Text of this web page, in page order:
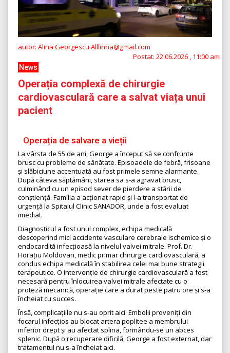
autor: Alina Georgescu Alllinna@gmail.com
Postat: 22.06.2026 , 11:00 am
News
Operația complexă de chirurgie
cardiovasculară care a salvat viața unui
pacient
Operația de salvare a vieții
La vârsta de 55 de ani, George a început să se confrunte
brusc cu probleme de sănătate. Episoadele de febră, frisoane
și slăbiciune accentuată au fost primele semne alarmante.
După câteva săptămâni, starea sa s-a agravat brusc,
culminând cu un episod sever de pierdere a stării de
conștiență. Familia a acționat rapid și l-a transportat de
urgență la Spitalul Clinic SANADOR, unde a fost evaluat
imediat.
Diagnosticul a fost unul complex, echipa medicală
descoperind mici accidente vasculare cerebrale ischemice și o
endocardită infecțioasă la nivelul valvei mitrale. Prof. Dr.
Horațiu Moldovan, medic primar chirurgie cardiovasculară, a
condus echipa medicală în stabilirea celei mai bune strategii
terapeutice. O intervenție de chirurgie cardiovasculară a fost
necesară pentru înlocuirea valvei mitrale afectate cu o
proteză mecanică, operație care a durat peste patru ore și s-a
încheiat cu succes.
Însă, complicațiile nu s-au oprit aici. Embolii proveniți din
focarul infecțios au blocat artera poplitee a membrului
inferior drept și au afectat splina, formându-se un abces
splenic. După o recuperare dificilă, George a fost externat, dar
tratamentul nu s-a încheiat aici.